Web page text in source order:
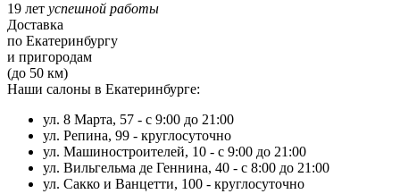
19 лет успешной работы
Доставка
по Екатеринбургу
и пригородам
(до 50 км)
Наши салоны в Екатеринбурге:
ул. 8 Марта, 57 - с 9:00 до 21:00
ул. Репина, 99 - круглосуточно
ул. Машиностроителей, 10 - с 9:00 до 21:00
ул. Вильгельма де Геннина, 40 - с 8:00 до 21:00
ул. Сакко и Ванцетти, 100 - круглосуточно